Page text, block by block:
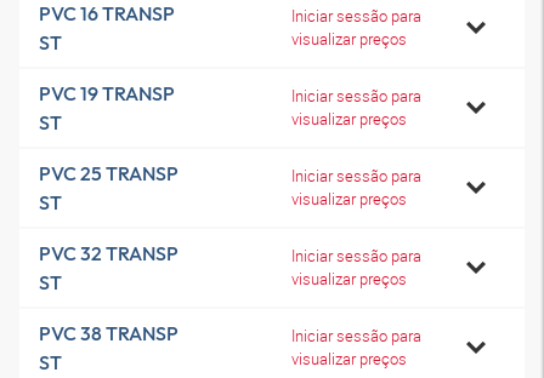
PVC 16 TRANSP
ST
Iniciar sessão para
visualizar preços
PVC 19 TRANSP
ST
Iniciar sessão para
visualizar preços
PVC 25 TRANSP
ST
Iniciar sessão para
visualizar preços
PVC 32 TRANSP
ST
Iniciar sessão para
visualizar preços
PVC 38 TRANSP
ST
Iniciar sessão para
visualizar preços